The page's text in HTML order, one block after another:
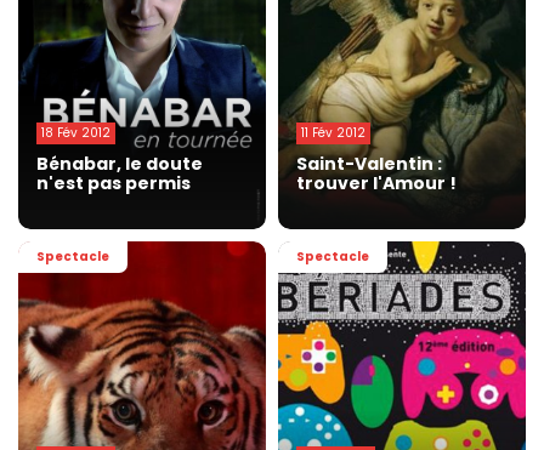
18 Fév 2012
Bénabar, le doute
n'est pas permis
11 Fév 2012
Saint-Valentin :
trouver l'Amour !
Spectacle Spectacle